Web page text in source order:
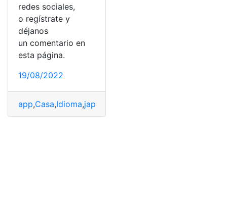
redes sociales,
o regístrate y
déjanos
un comentario en
esta página.
19/08/2022
app,Casa,Idioma,japonés